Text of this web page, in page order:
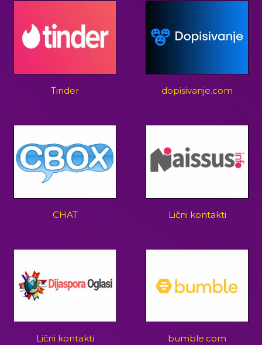
Tinder dopisivanje.com
CHAT Lični kontakti
Lični kontakti bumble.com